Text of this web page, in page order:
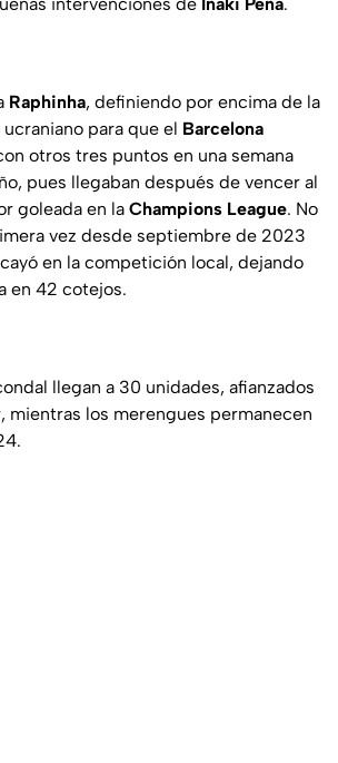
intervenciones de Iñaki Peña.
Raphinha, definiendo por encima de la
para que el Barcelona
otros tres puntos en una semana
pues llegaban después de vencer al
goleada en la Champions League. No
vez desde septiembre de 2023
cayó en la competición local, dejando
en 42 cotejos.
llegan a 30 unidades, afianzados
mientras los merengues permanecen